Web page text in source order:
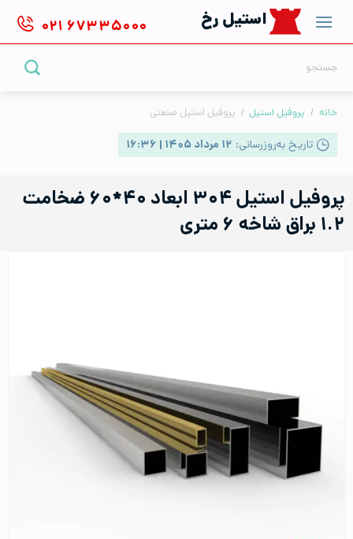
content
استیل رخ ۰۲۱ ۶۷۳۳۵۰۰۰
خانه / پروفیل استیل / پروفیل استیل صنعتی
تاریخ به‌روزرسانی: ۱۲ مرداد ۱۴۰۵ | ۱۶:۳۶
پروفیل استیل ۳۰۴ ابعاد ۴۰*۶۰ ضخامت
۱.۲ براق شاخه ۶ متری